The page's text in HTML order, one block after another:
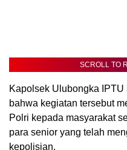
SCROLL TO
Kapolsek Ulubongka
bahwa kegiatan tersebut
Polri kepada masyarakat
para senior yang telah
kepolisian.